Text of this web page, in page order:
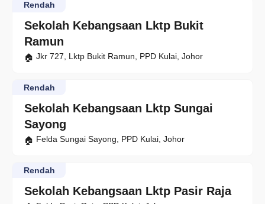
Sekolah Kebangsaan Lktp Bukit
Ramun
Rendah
Jkr 727, Lktp Bukit Ramun, PPD Kulai, Johor
Sekolah Kebangsaan Lktp Sungai
Sayong
Rendah
Felda Sungai Sayong, PPD Kulai, Johor
Sekolah Kebangsaan Lktp Pasir Raja
Rendah